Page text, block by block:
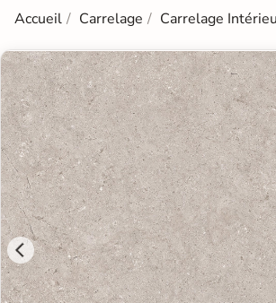
Accueil Carrelage Carrelage